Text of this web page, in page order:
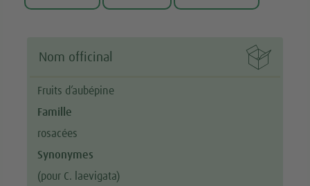
Nom officinal 
Fruits d’aubépine
Famille
rosacées
Synonymes
(pour C. laevigata)